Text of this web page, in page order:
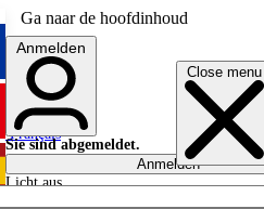
Ga naar de hoofdinhoud
Close menu
English
Français
Anmelden
Sie sind abgemeldet.
Anmelden
Licht aus